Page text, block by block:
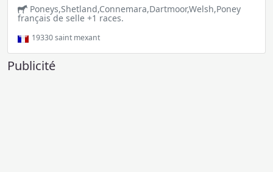
Poneys,Shetland,Connemara,Dartmoor,Welsh,Poney
français de selle +1 races.
19330saint mexant
Publicité